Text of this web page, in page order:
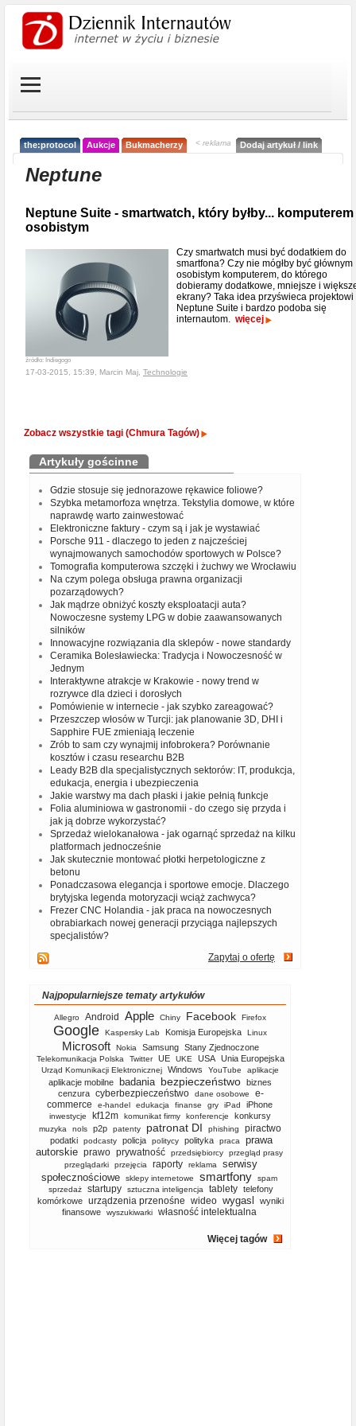
the:protocol Aukcje Bukmacherzy < reklama Dodaj artykuł / link
Neptune
Neptune Suite - smartwatch, który byłby... komputerem
osobistym
źródło: Indiegogo
Czy smartwatch musi być dodatkiem do
smartfona? Czy nie mógłby być głównym
osobistym komputerem, do którego
dobieramy dodatkowe, mniejsze i
ekrany? Taka idea przyświeca projektowi
Neptune Suite i bardzo podoba się
internautom. więcej
17-03-2015, 15:39, Marcin Maj, Technologie
Zobacz wszystkie tagi (Chmura Tagów)
Artykuły gościnne
Gdzie stosuje się jednorazowe rękawice foliowe?
Szybka metamorfoza wnętrza. Tekstylia domowe, w które
naprawdę warto zainwestować
Elektroniczne faktury - czym są i jak je wystawiać
Porsche 911 - dlaczego to jeden z najcześciej
wynajmowanych samochodów sportowych w Polsce?
Tomografia komputerowa szczęki i żuchwy we Wrocławiu
Na czym polega obsługa prawna organizacji
pozarządowych?
Jak mądrze obniżyć koszty eksploatacji auta?
Nowoczesne systemy LPG w dobie zaawansowanych
silników
Innowacyjne rozwiązania dla sklepów - nowe standardy
Ceramika Bolesławiecka: Tradycja i Nowoczesność w
Jednym
Interaktywne atrakcje w Krakowie - nowy trend w
rozrywce dla dzieci i dorosłych
Pomówienie w internecie - jak szybko zareagować?
Przeszczep włosów w Turcji: jak planowanie 3D, DHI i
Sapphire FUE zmieniają leczenie
Zrób to sam czy wynajmij infobrokera? Porównanie
kosztów i czasu researchu B2B
Leady B2B dla specjalistycznych sektorów: IT, produkcja,
edukacja, energia i ubezpieczenia
Jakie warstwy ma dach płaski i jakie pełnią funkcje
Folia aluminiowa w gastronomii - do czego się przyda i
jak ją dobrze wykorzystać?
Sprzedaż wielokanałowa - jak ogarnąć sprzedaż na kilku
platformach jednocześnie
Jak skutecznie montować płotki herpetologiczne z
betonu
Ponadczasowa elegancja i sportowe emocje. Dlaczego
brytyjska legenda motoryzacji wciąż zachwyca?
Frezer CNC Holandia - jak praca na nowoczesnych
obrabiarkach nowej generacji przyciąga najlepszych
specjalistów?
Zapytaj o ofertę
Najpopularniejsze tematy artykułów
Allegro Android Apple Chiny Facebook Firefox
Google Kaspersky Lab Komisja Europejska Linux
Microsoft Nokia Samsung Stany Zjednoczone
Telekomunikacja Polska Twitter UE UKE USA Unia Europejska
Urząd Komunikacji Elektronicznej Windows YouTube aplikacje
aplikacje mobilne badania bezpieczeństwo biznes
cenzura cyberbezpieczeństwo dane osobowe
e-
commerce
e-handel edukacja finanse gry iPad iPhone
inwestycje kf12m komunikat firmy konferencje konkursy
muzyka nols p2p patenty patronat DI phishing piractwo
podatki podcasty policja politycy polityka praca
prawa
autorskie prawo prywatność przedsiębiorcy
przegląd prasy
przeglądarki
przejęcia raporty reklama
serwisy
społecznościowe
sklepy internetowe smartfony
spam
sprzedaż
startupy sztuczna inteligencja tablety telefony
komórkowe
urządzenia przenośne wideo wygasl
wyniki
finansowe
wyszukiwarki własność intelektualna
Więcej tagów